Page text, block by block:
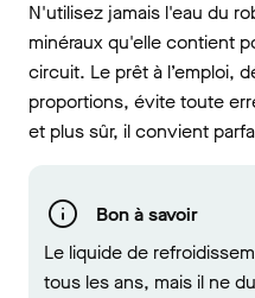
N'utilisez jamais l'eau du
minéraux qu'elle contient
circuit. Le prêt à l’emploi,
proportions, évite toute
et plus sûr, il convient
Bon à savoir
Le liquide de
tous les ans, mais il ne